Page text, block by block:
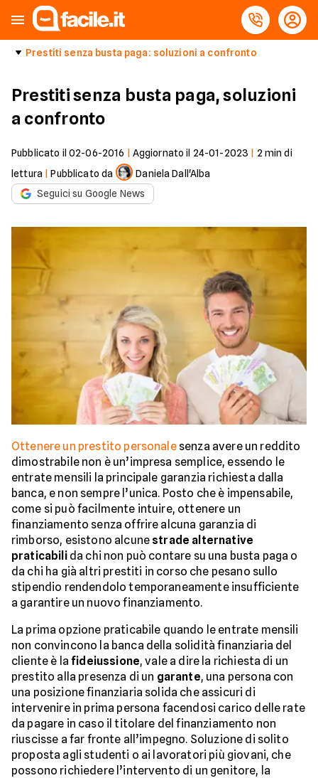
Prestiti senza busta paga: soluzioni a confronto
Prestiti senza busta paga, soluzioni
a confronto
Pubblicato il 02-06-2016 Aggiornato il 24-01-2023 2 min di
lettura |Pubblicato da
Daniela Dall'Alba
Seguici su Google News
Ottenere un prestito personalesenza avere un reddito
dimostrabile non è un’impresa semplice, essendo le
entrate mensili la principale garanzia richiesta dalla
banca, e non sempre l’unica. Posto che è impensabile,
come si può facilmente intuire, ottenere un
finanziamento senza offrire alcuna garanzia di
rimborso, esistono alcune strade alternative
praticabilida chi non può contare su una busta paga o
da chi ha già altri prestiti in corso che pesano sullo
stipendio rendendolo temporaneamente insufficiente
a garantire un nuovo finanziamento.
La prima opzione praticabile quando le entrate mensili
non convincono la banca della solidità finanziaria del
cliente è lafideiussione, vale a dire la richiesta di un
prestito alla presenza di un garante, una persona con
una posizione finanziaria solida che assicuri di
intervenire in prima persona facendosi carico delle rate
da pagare in caso il titolare del finanziamento non
riuscisse a far fronte all’impegno. Soluzione di solito
proposta agli studenti o ai lavoratori più giovani, che
possono richiedere l’intervento di un genitore, la